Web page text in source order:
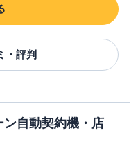
・評判
ン自動契約機・店